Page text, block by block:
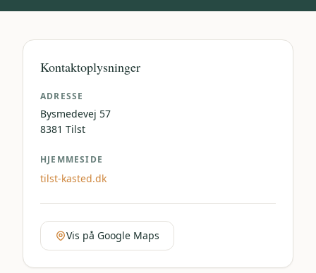
Kontaktoplysninger
ADRESSE
Bysmedevej 57
8381 Tilst
HJEMMESIDE
tilst-kasted.dk
Vis på Google Maps